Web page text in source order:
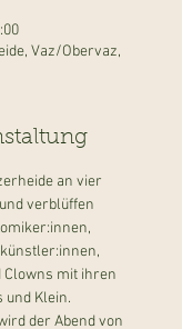
Vaz/Obervaz,
an vier
verblüffen
Clowns mit ihren
und Klein.
der Abend von